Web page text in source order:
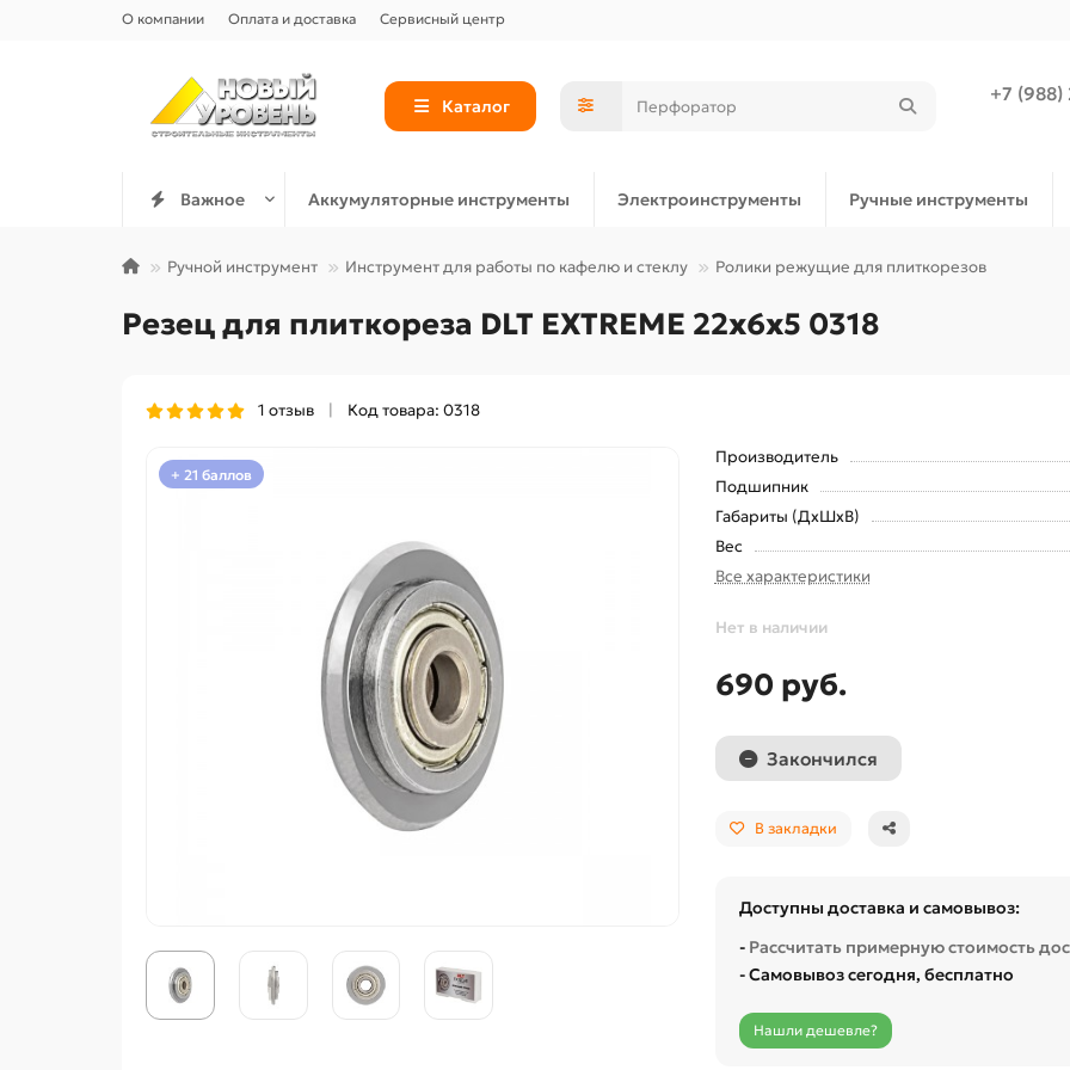
О компании Оплата и доставка Сервисный центр
Каталог
+7 (988)
Важное Аккумуляторные инструменты Электроинструменты Ручные инструменты
Ручной инструмент Инструмент для работы по кафелю и стеклу Ролики режущие для плиткорезов
Резец для плиткореза DLT EXTREME 22x6x5 0318
1 отзыв Код товара: 0318
+ 21 баллов
Производитель
Подшипник
Габариты (ДхШхВ)
Вес
Все характеристики
Нет в наличии
690 руб.
Закончился
В закладки
Доступны доставка и самовывоз:
- Рассчитать примерную стоимость
- Самовывоз сегодня, бесплатно
Нашли дешевле?